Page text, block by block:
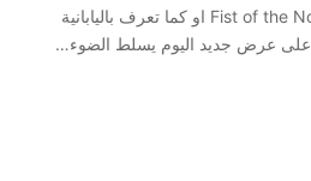
حصلت لعبة Fist of the North Star او كما تعرف باليابانية